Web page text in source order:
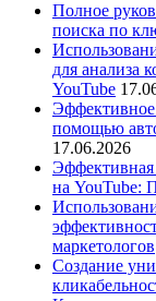
Полное
поиска по
для анализа
YouTube
Эффективное
помощью
17.06.2026
Эффективная
на YouTube:
маркетологов
Создание